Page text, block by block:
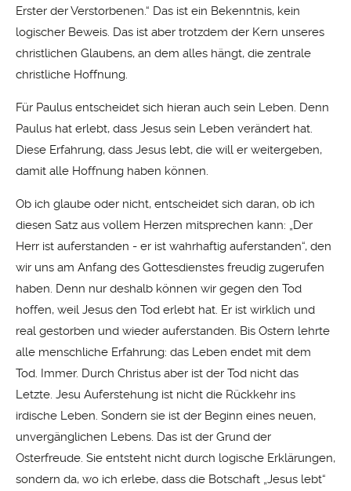
Erster der Verstorbenen.“ Das ist ein Bekenntnis, kein
logischer Beweis. Das ist aber trotzdem der Kern unseres
christlichen Glaubens, an dem alles hängt, die zentrale
christliche Hoffnung.
Für Paulus entscheidet sich hieran auch sein Leben. Denn
Paulus hat erlebt, dass Jesus sein Leben verändert hat.
Diese Erfahrung, dass Jesus lebt, die will er weitergeben,
damit alle Hoffnung haben können.
Ob ich glaube oder nicht, entscheidet sich daran, ob ich
diesen Satz aus vollem Herzen mitsprechen kann: „Der
Herr ist auferstanden - er ist wahrhaftig auferstanden“, den
wir uns am Anfang des Gottesdienstes freudig zugerufen
haben. Denn nur deshalb können wir gegen den Tod
hoffen, weil Jesus den Tod erlebt hat. Er ist wirklich und
real gestorben und wieder auferstanden. Bis Ostern lehrte
alle menschliche Erfahrung: das Leben endet mit dem
Tod. Immer. Durch Christus aber ist der Tod nicht das
Letzte. Jesu Auferstehung ist nicht die Rückkehr ins
irdische Leben. Sondern sie ist der Beginn eines neuen,
unvergänglichen Lebens. Das ist der Grund der
Osterfreude. Sie entsteht nicht durch logische Erklärungen,
sondern da, wo ich erlebe, dass die Botschaft „Jesus lebt“